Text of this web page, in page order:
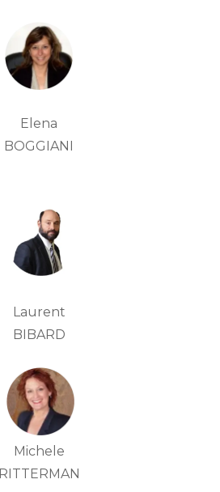
Elena
BOGGIANI
Laurent
BIBARD
Michele
RITTERMAN